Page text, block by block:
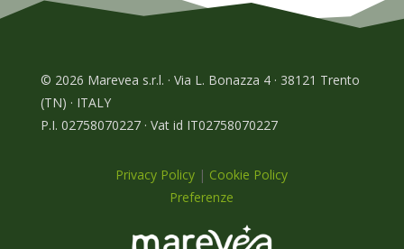
© 2026 Marevea s.r.l. · Via L. Bonazza 4 · 38121 Trento
(TN) · ITALY
P.I. 02758070227 · Vat id IT02758070227
Privacy Policy | Cookie Policy
Preferenze